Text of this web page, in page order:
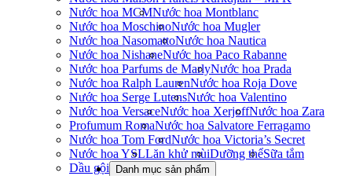
Nước hoa MCMNước hoa Montblanc
Nước hoa MoschinoNước hoa Mugler
Nước hoa NasomattoNước hoa Nautica
Nước hoa NishaneNước hoa Paco Rabanne
Nước hoa Parfums de MarlyNước hoa Prada
Nước hoa Ralph LaurenNước hoa Roja Dove
Nước hoa Serge LutensNước hoa Valentino
Nước hoa VersaceNước hoa XerjoffNước hoa Zara
Profumum RomaNước hoa Salvatore Ferragamo
Nước hoa Tom FordNước hoa Victoria’s Secret
Nước hoa YSLLăn khử mùiDưỡng thểSữa tắm
Dầu gội
Danh mục sản phẩm